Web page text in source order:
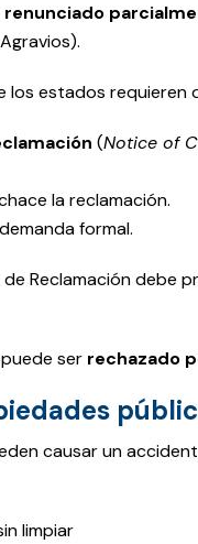
renunciado
los estados requieren
(Notice of
la reclamación.
formal.
Reclamación debe
ser rechazado
causar un
limpiar